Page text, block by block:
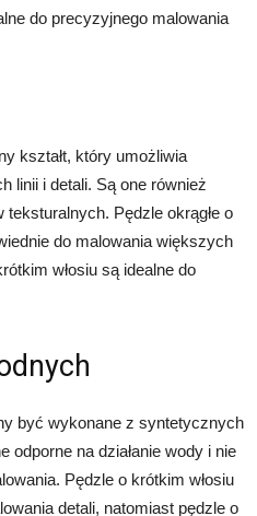
do precyzyjnego malowania
kształt, który umożliwia
linii i detali. Są one również
Pędzle okrągłe o
do malowania większych
włosiu są idealne do
być wykonane z syntetycznych
odporne na działanie wody i nie
Pędzle o krótkim włosiu
detali, natomiast pędzle o